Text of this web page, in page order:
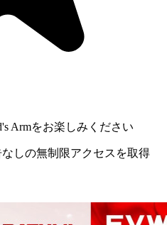
Armをお楽しみください
しの無制限アクセスを取得